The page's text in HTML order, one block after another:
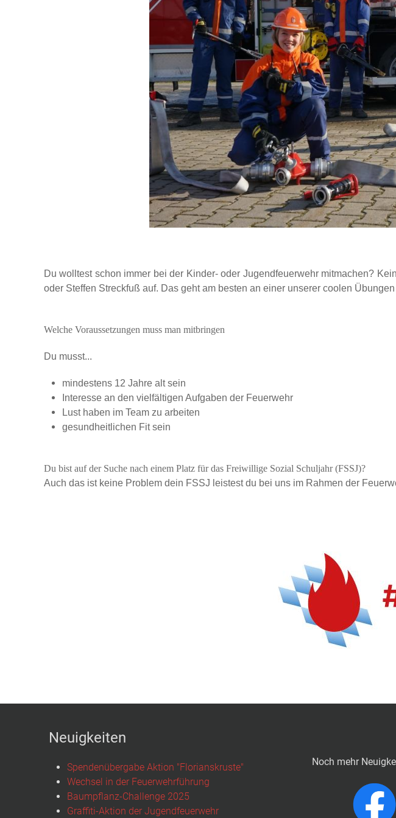
Du wolltest schon immer bei der Kinder- oder Jugendfeuerwehr mitmachen?
oder Steffen Streckfuß auf. Das geht am besten an einer unserer coolen
Welche Voraussetzungen muss man mitbringen
Du musst...
mindestens 12 Jahre alt sein
Interesse an den vielfältigen Aufgaben der Feuerwehr
Lust haben im Team zu arbeiten
gesundheitlichen Fit sein
Du bist auf der Suche nach einem Platz für das Freiwillige Sozial Schuljahr (FSSJ)?
Auch das ist keine Problem dein FSSJ leistest du bei uns im Rahmen der
Neuigkeiten
Spendenübergabe Aktion "Florianskruste"
Wechsel in der Feuerwehrführung
Baumpflanz-Challenge 2025
Graffiti-Aktion der Jugendfeuerwehr
Noch mehr